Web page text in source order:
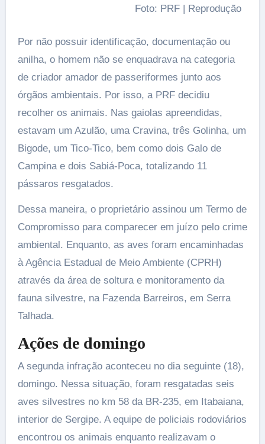
Foto: PRF | Reprodução
Por não possuir identificação, documentação ou
anilha, o homem não se enquadrava na categoria
de criador amador de passeriformes junto aos
órgãos ambientais. Por isso, a PRF decidiu
recolher os animais. Nas gaiolas apreendidas,
estavam um Azulão, uma Cravina, três Golinha, um
Bigode, um Tico-Tico, bem como dois Galo de
Campina e dois Sabiá-Poca, totalizando 11
pássaros resgatados.
Dessa maneira, o proprietário assinou um Termo de
Compromisso para comparecer em juízo pelo crime
ambiental. Enquanto, as aves foram encaminhadas
à Agência Estadual de Meio Ambiente (CPRH)
através da área de soltura e monitoramento da
fauna silvestre, na Fazenda Barreiros, em Serra
Talhada.
Ações de domingo
A segunda infração aconteceu no dia seguinte (18),
domingo. Nessa situação, foram resgatadas seis
aves silvestres no km 58 da BR-235, em Itabaiana,
interior de Sergipe. A equipe de policiais rodoviários
encontrou os animais enquanto realizavam o